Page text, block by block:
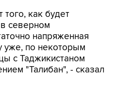
того, как будет
в северном
напряженная
уже, по некоторым
с Таджикистаном
"Талибан", - сказал